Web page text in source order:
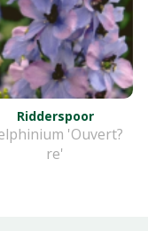
Ridderspoor
'Ouvert?
re'